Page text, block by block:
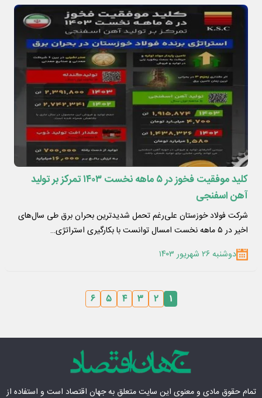
کلید موفقیت فخوز در ۵ ماهه نخست ۱۴۰۳ تمرکز بر تولید
آهن اسفنجی
شرکت فولاد خوزستان علی‌رغم تحمل شدیدترین بحران برق طی سال‌های
اخیر در ۵ ماهه نخست امسال توانست با بکارگیری استراتژی…
دوشنبه ۲۶ شهریور ۱۴۰۳
۱ ۲ ۳ ۴ ۵ ۶
تمام حقوق مادی‌ و معنوی این سایت متعلق بهجهان اقتصاد است و استفاده از